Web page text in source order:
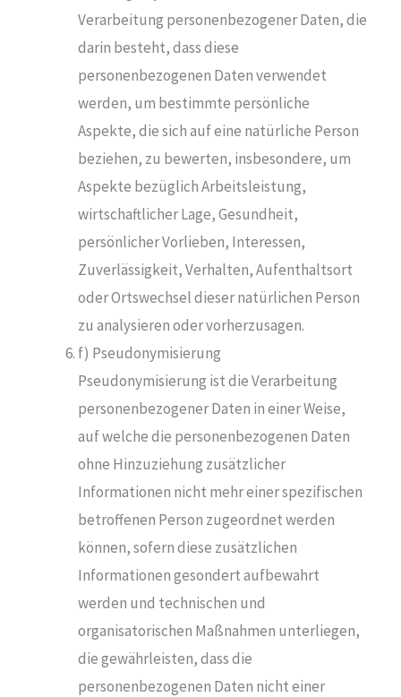
Verarbeitung personenbezogener Daten, die
darin besteht, dass diese
personenbezogenen Daten verwendet
werden, um bestimmte persönliche
Aspekte, die sich auf eine natürliche Person
beziehen, zu bewerten, insbesondere, um
Aspekte bezüglich Arbeitsleistung,
wirtschaftlicher Lage, Gesundheit,
persönlicher Vorlieben, Interessen,
Zuverlässigkeit, Verhalten, Aufenthaltsort
oder Ortswechsel dieser natürlichen Person
zu analysieren oder vorherzusagen.
f) Pseudonymisierung
Pseudonymisierung ist die Verarbeitung
personenbezogener Daten in einer Weise,
auf welche die personenbezogenen Daten
ohne Hinzuziehung zusätzlicher
Informationen nicht mehr einer spezifischen
betroffenen Person zugeordnet werden
können, sofern diese zusätzlichen
Informationen gesondert aufbewahrt
werden und technischen und
organisatorischen Maßnahmen unterliegen,
die gewährleisten, dass die
personenbezogenen Daten nicht einer